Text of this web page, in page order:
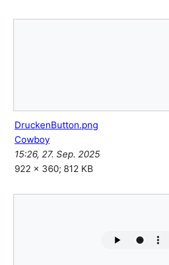
DruckenButton.png
Cowboy
15:26, 27. Sep. 2025
922 × 360; 812 KB